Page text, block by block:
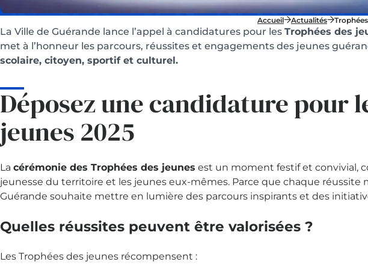
Accueil Actualités
La Ville de Guérande lance l’appel à candidatures pour les Trophées des
met à l’honneur les parcours, réussites et engagements des jeunes
scolaire, citoyen, sportif et culturel.
Déposez une candidature pour
jeunes 2025
La cérémonie des Trophées des jeunes est un moment festif et convivial,
jeunesse du territoire et les jeunes eux-mêmes. Parce que chaque réussite
Guérande souhaite mettre en lumière des parcours inspirants et des
Quelles réussites peuvent être valorisées ?
Les Trophées des jeunes récompensent :